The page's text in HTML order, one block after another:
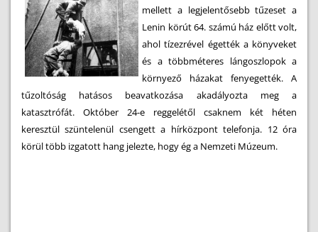
mellett a legjelentősebb tűzeset a
Lenin körút 64. számú ház előtt volt,
ahol tízezrével égették a könyveket
és a többméteres lángoszlopok a
környező házakat fenyegették. A
tűzoltóság hatásos beavatkozása akadályozta meg a
katasztrófát. Október 24-e reggelétől csaknem két héten
keresztül szüntelenül csengett a hírközpont telefonja. 12 óra
körül több izgatott hang jelezte, hogy ég a Nemzeti Múzeum.